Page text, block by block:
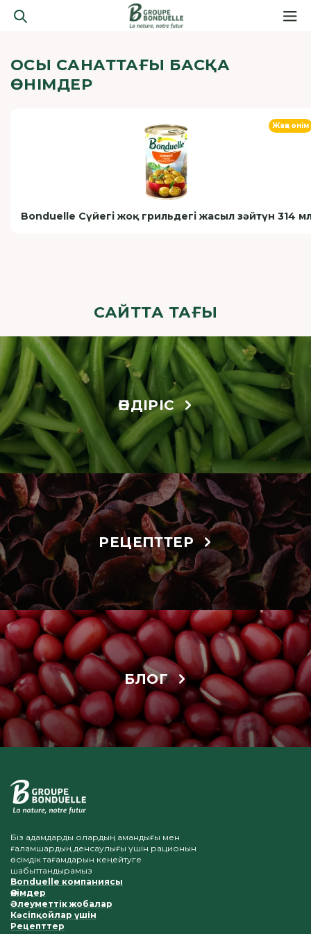
ОСЫ САНАТТАҒЫ БАСҚА
ӨНІМДЕР
Жаңа өнім
Bonduelle Сүйегі жоқ грильдегі жасыл зәйтүн 314
САЙТТА ТАҒЫ
ӨНДІРІС
РЕЦЕПТТЕР
БЛОГ
Біз адамдарды олардың амандығы мен
ғаламшардың денсаулығы үшін рационын
өсімдік тағамдарын кеңейтуге
шабыттандырамыз
Bonduelle компаниясы
Өнімдер
Әлеуметтік жобалар
Кәсіпқойлар үшін
Рецепттер